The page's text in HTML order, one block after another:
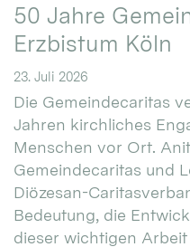
50 Jahre
Erzbistum Köln
23. Juli 2026
Die Gemeindecaritas
Jahren kirchliches
Menschen vor Ort.
Gemeindecaritas und
Diözesan-
Bedeutung, die
dieser wichtigen Arbeit